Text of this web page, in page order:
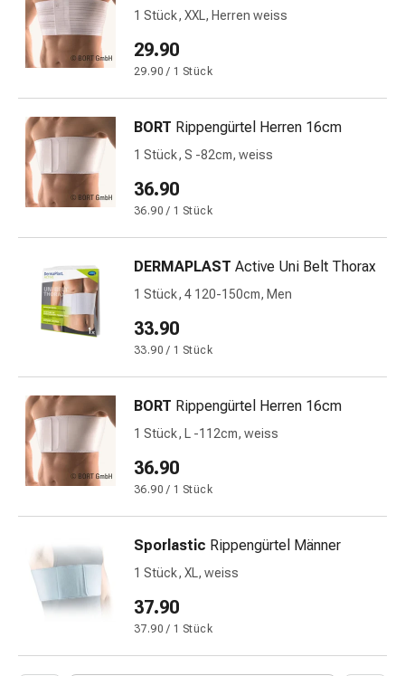
Wärmen
Stress
&
Beruhigung
Stimmungsschwankungen
Schlafstörungen
Rhonchopathie
(Schnarchen)
Atemwege
Infektionen
Windpocken
Stoffwechsel
Osteoporose
Immunsuppressiva
Insektenschutz
und
mittel
Mücken-
Zeckenschutz
Anti-
Wurmmittel
Rezeptpflichtige
Arzneimittel
1 Stück, XXL, Herren weiss
29.90
29.90 / 1 Stück
BORT Rippengürtel Herren 16cm
1 Stück, S -82cm, weiss
36.90
36.90 / 1 Stück
DERMAPLAST Active Uni Belt Thorax
1 Stück, 4 120-150cm, Men
33.90
33.90 / 1 Stück
BORT Rippengürtel Herren 16cm
1 Stück, L -112cm, weiss
36.90
36.90 / 1 Stück
Sporlastic Rippengürtel Männer
1 Stück, XL, weiss
37.90
37.90 / 1 Stück